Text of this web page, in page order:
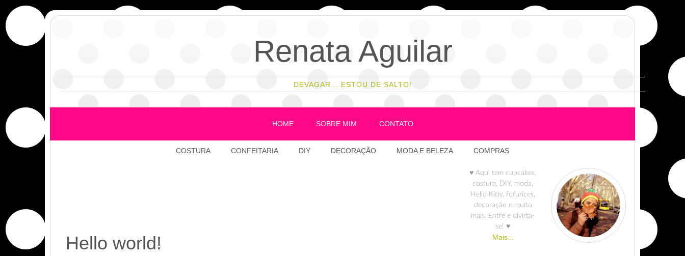
Renata Aguilar
DEVAGAR... ESTOU DE SALTO!
HOME SOBRE MIM CONTATO
COSTURA CONFEITARIA DIY DECORAÇÃO MODA E BELEZA COMPRAS
Hello world!
♥ Aqui tem cupcakes,
costura, DIY, moda,
Hello Kitty, fofurices,
decoração e muito
mais. Entre e divirta-
se! ♥
Mais...